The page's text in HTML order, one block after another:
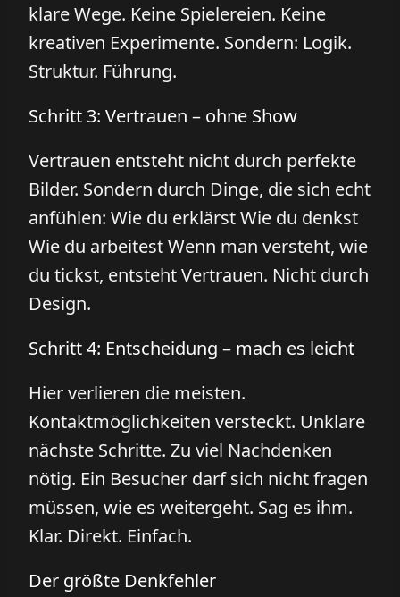
klare Wege. Keine Spielereien. Keine
kreativen Experimente. Sondern: Logik.
Struktur. Führung.
Schritt 3: Vertrauen – ohne Show
Vertrauen entsteht nicht durch perfekte
Bilder. Sondern durch Dinge, die sich echt
anfühlen: Wie du erklärst Wie du denkst
Wie du arbeitest Wenn man versteht, wie
du tickst, entsteht Vertrauen. Nicht durch
Design.
Schritt 4: Entscheidung – mach es leicht
Hier verlieren die meisten.
Kontaktmöglichkeiten versteckt. Unklare
nächste Schritte. Zu viel Nachdenken
nötig. Ein Besucher darf sich nicht fragen
müssen, wie es weitergeht. Sag es ihm.
Klar. Direkt. Einfach.
Der größte Denkfehler